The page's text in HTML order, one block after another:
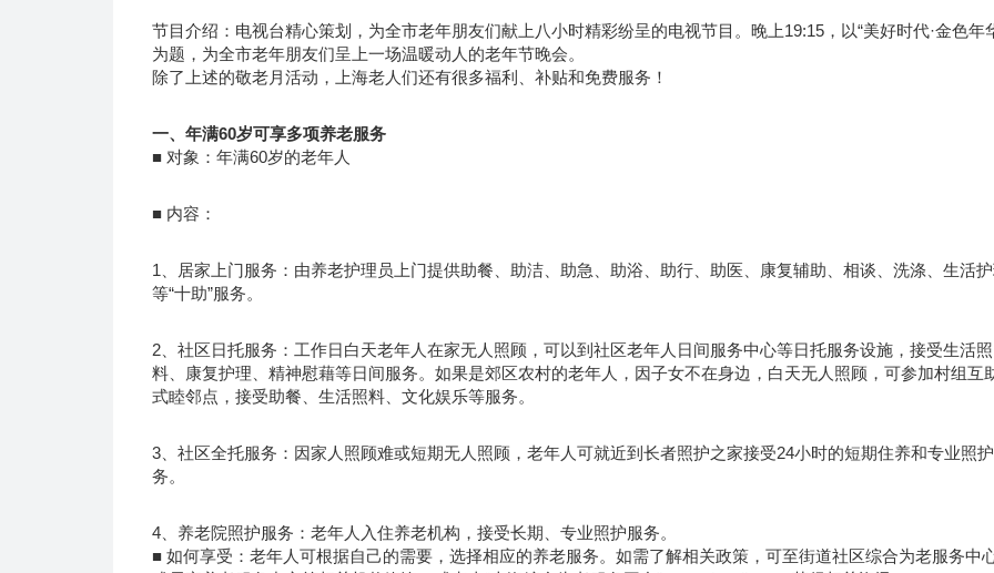
节目介绍：电视台精心策划，为全市老年朋友们献上八小时精彩纷呈的电视节目。晚上19:15，以“美好时代·金色年
为题，为全市老年朋友们呈上一场温暖动人的老年节晚会。
除了上述的敬老月活动，上海老人们还有很多福利、补贴和免费服务！
一、年满60岁可享多项养老服务
■ 对象：年满60岁的老年人
■ 内容：
1、居家上门服务：由养老护理员上门提供助餐、助洁、助急、助浴、助行、助医、康复辅助、相谈、洗涤、生活
等“十助”服务。
2、社区日托服务：工作日白天老年人在家无人照顾，可以到社区老年人日间服务中心等日托服务设施，接受生活照
料、康复护理、精神慰藉等日间服务。如果是郊区农村的老年人，因子女不在身边，白天无人照顾，可参加村组互
式睦邻点，接受助餐、生活照料、文化娱乐等服务。
3、社区全托服务：因家人照顾难或短期无人照顾，老年人可就近到长者照护之家接受24小时的短期住养和专业照
务。
4、养老院照护服务：老年人入住养老机构，接受长期、专业照护服务。
■ 如何享受：老年人可根据自己的需要，选择相应的养老服务。如需了解相关政策，可至街道社区综合为老服务中